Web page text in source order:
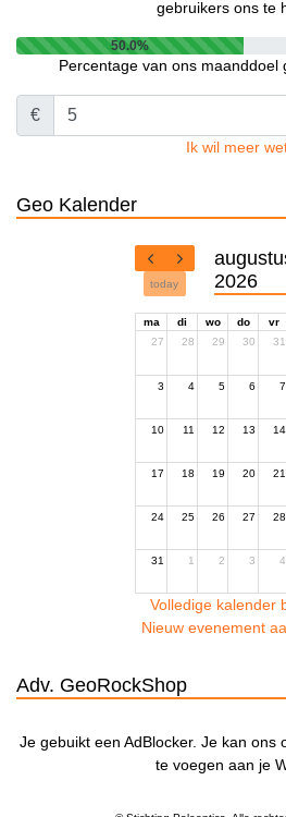
gebruikers ons te
50.0%
Percentage van ons maanddoel
€
Ik wil meer
Geo Kalender
today
2026
ma di wo do vr
27
28 29 30 31
3 4 5 6 7
10 11 12 13 14
17 18 19 20 21
24 25 26 27 28
31 1 2 3 4
Volledige kalender
Nieuw evenement
Adv. GeoRockShop
Je gebuikt een AdBlocker. Je kan ons
te voegen aan je